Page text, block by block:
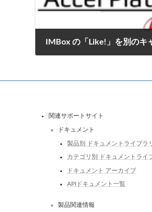
関連サポートサイト
ドキュメント
製品別 ドキュメントライブラ
カテゴリ別 ドキュメントライ
ドキュメント アーカイブ
APIドキュメント一覧
製品関連情報